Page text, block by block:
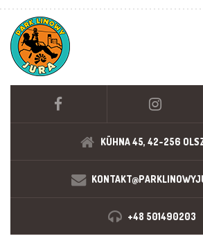
KÜHNA 45, 42-256
+48 501490203